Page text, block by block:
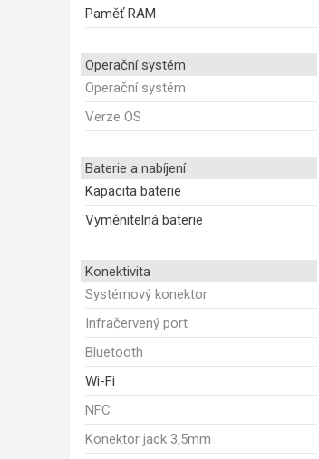
Paměť RAM
Operační systém
Operační systém
Verze OS
Baterie a nabíjení
Kapacita baterie
Vyměnitelná baterie
Konektivita
Systémový konektor
Infračervený port
Bluetooth
Wi-Fi
NFC
Konektor jack 3,5mm